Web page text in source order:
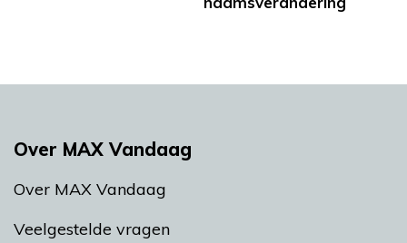
Over MAX Vandaag
Over MAX Vandaag
Veelgestelde vragen